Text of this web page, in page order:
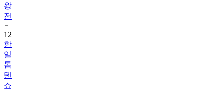
왕
전
12
한
일
톱
텐
쇼